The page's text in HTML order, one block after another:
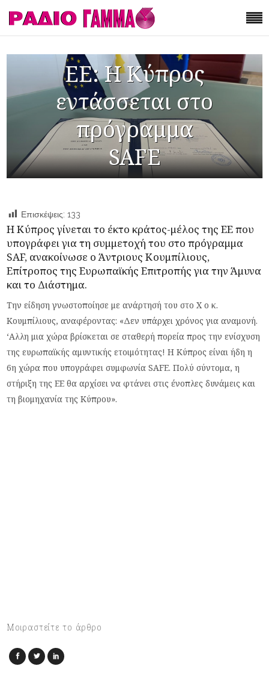
ΕΕ: Η Κύπρος
εντάσσεται στο
πρόγραμμα
SAFE
Επισκέψεις: 133
Η Κύπρος γίνεται το έκτο κράτος-μέλος της ΕΕ που
υπογράφει για τη συμμετοχή του στο πρόγραμμα
SAF, ανακοίνωσε ο Άντριους Κουμπίλιους,
Επίτροπος της Ευρωπαϊκής Επιτροπής για την Άμυνα
και το Διάστημα.
Την είδηση γνωστοποίησε με ανάρτησή του στο X ο κ.
Κουμπίλιους, αναφέροντας: «Δεν υπάρχει χρόνος για αναμονή.
‘Αλλη μια χώρα βρίσκεται σε σταθερή πορεία προς την ενίσχυση
της ευρωπαϊκής αμυντικής ετοιμότητας! Η Κύπρος είναι ήδη η
6η χώρα που υπογράφει συμφωνία SAFE. Πολύ σύντομα, η
στήριξη της ΕΕ θα αρχίσει να φτάνει στις ένοπλες δυνάμεις και
τη βιομηχανία της Κύπρου».
Μοιραστείτε το άρθρο